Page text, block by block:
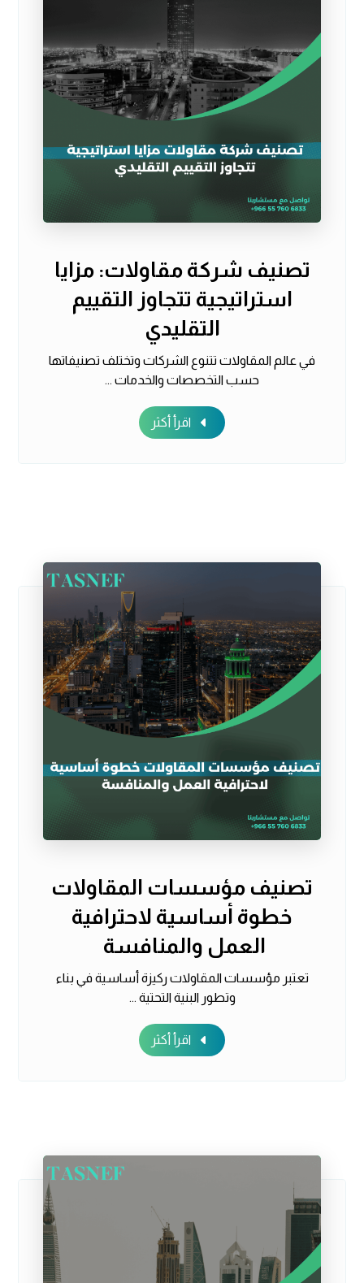
تصنيف شركة مقاولات: مزايا
استراتيجية تتجاوز التقييم
التقليدي
في عالم المقاولات تتنوع الشركات وتختلف تصنيفاتها
حسب التخصصات والخدمات ...
اقرأ أكثر
تصنيف مؤسسات المقاولات
خطوة أساسية لاحترافية
العمل والمنافسة
تعتبر مؤسسات المقاولات ركيزة أساسية في بناء
وتطور البنية التحتية ...
اقرأ أكثر